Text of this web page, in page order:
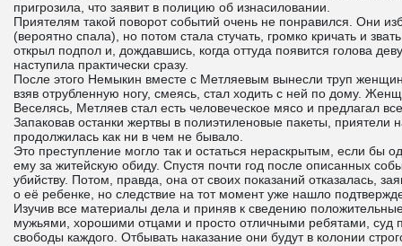
пригрозила, что заявит в полицию об изнасиловании.
Приятелям такой поворот событий очень не понравился. Они
(вероятно спала), но потом стала стучать, громко кричать и
открыл подпол и, дождавшись, когда оттуда появится голова
наступила практически сразу.
После этого Немыкин вместе с Метляевым вынесли труп
взяв отрубленную ногу, смеясь, стал ходить с ней по дому.
Веселясь, Метляев стал есть человеческое мясо и предлагал
Запаковав останки жертвы в полиэтиленовые пакеты, приятели
продолжилась как ни в чем не бывало.
Это преступление могло так и остаться нераскрытым, если
ему за житейскую обиду. Спустя почти год после описанных
убийству. Потом, правда, она от своих показаний отказалась,
о её ребенке, но следствие на тот момент уже нашло
Изучив все материалы дела и приняв к сведению
мужьями, хорошими отцами и просто отличными ребятами,
свободы каждого. Отбывать наказание они будут в колонии